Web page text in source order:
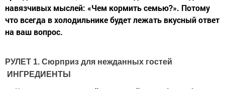
навязчивых мыслей: «Чем кормить семью?». Потому
что всегда в холодильнике будет лежать вкусный ответ
на ваш вопрос.
РУЛЕТ 1. Сюрприз для нежданных гостей
ИНГРЕДИЕНТЫ